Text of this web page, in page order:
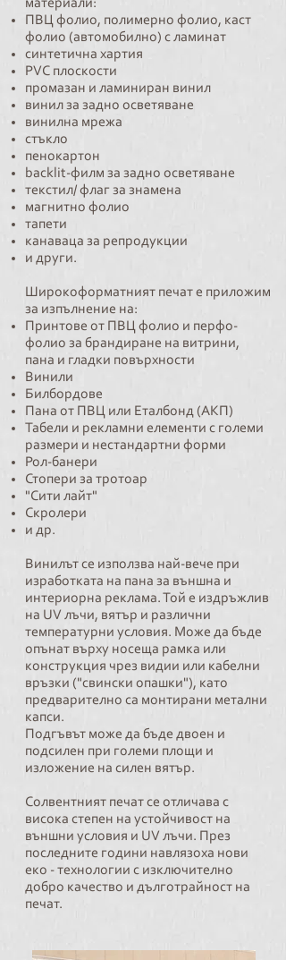
материали:
ПВЦ фолио, полимерно фолио, каст
фолио (автомобилно) с ламинат
синтетична хартия
PVC плоскости
промазан и ламиниран винил
винил за задно осветяване
винилна мрежа
стъкло
пенокартон
backlit-филм за задно осветяване
текстил/ флаг за знамена
магнитно фолио
тапети
канаваца за репродукции
и други.
Широкоформатният печат е приложим
за изпълнение на:
Принтове от ПВЦ фолио и перфо-
фолио за брандиране на витрини,
пана и гладки повърхности
Винили
Билбордове
Пана от ПВЦ или Еталбонд (АКП)
Табели и рекламни елементи с големи
размери и нестандартни форми
Рол-банери
Стопери за тротоар
"Сити лайт"
Скролери
и др.
Винилът се използва най-вече при
изработката на пана за външна и
интериорна реклама. Той е издръжлив
на UV лъчи, вятър и различни
температурни условия. Може да бъде
опънат върху носеща рамка или
конструкция чрез видии или кабелни
връзки ("свински опашки"), като
предварително са монтирани метални
капси.
Подгъвът може да бъде двоен и
подсилен при големи площи и
изложение на силен вятър.
Солвентният печат се отличава с
висока степен на устойчивост на
външни условия и UV лъчи. През
последните години навлязоха нови
еко - технологии с изключително
добро качество и дълготрайност на
печат.